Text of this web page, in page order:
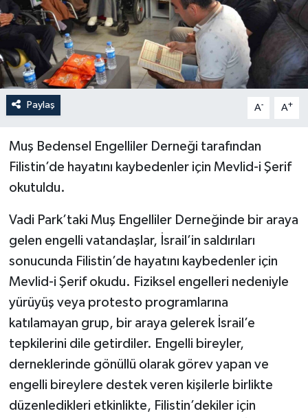
Paylaş A- A+
Muş Bedensel Engelliler Derneği tarafından
Filistin’de hayatını kaybedenler için Mevlid-i Şerif
okutuldu.
Vadi Park’taki Muş Engelliler Derneğinde bir araya
gelen engelli vatandaşlar, İsrail’in saldırıları
sonucunda Filistin’de hayatını kaybedenler için
Mevlid-i Şerif okudu. Fiziksel engelleri nedeniyle
yürüyüş veya protesto programlarına
katılamayan grup, bir araya gelerek İsrail’e
tepkilerini dile getirdiler. Engelli bireyler,
derneklerinde gönüllü olarak görev yapan ve
engelli bireylere destek veren kişilerle birlikte
düzenledikleri etkinlikte, Filistin’dekiler için